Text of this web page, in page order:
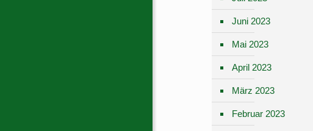
Juni 2023
Mai 2023
April 2023
März 2023
Februar 2023